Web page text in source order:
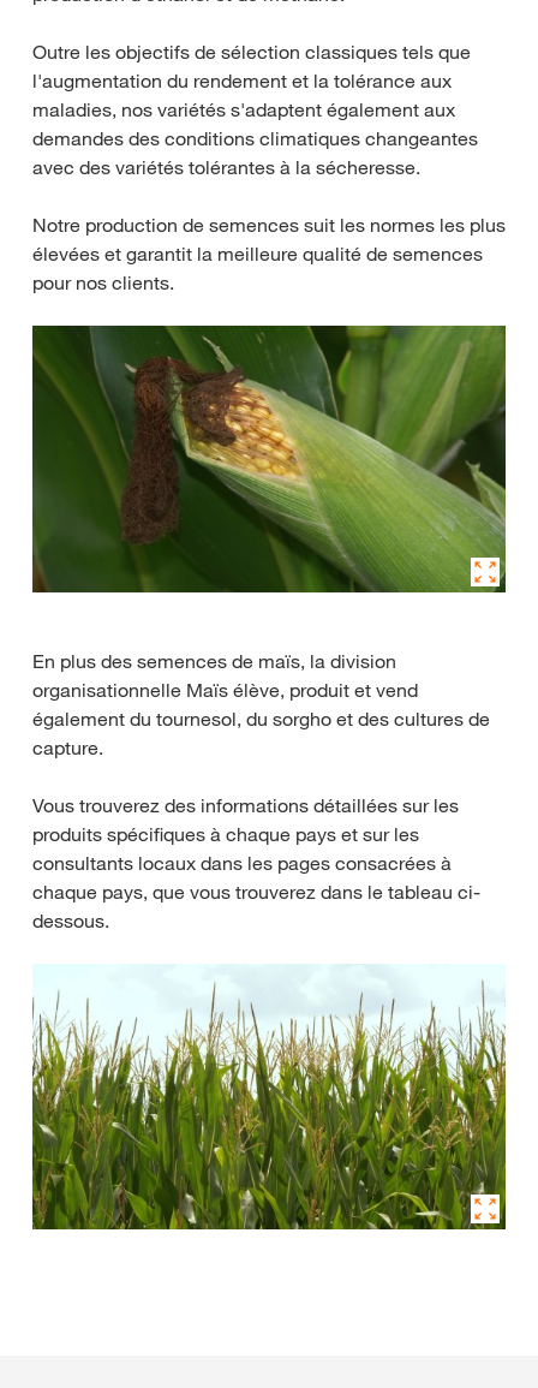
Outre les objectifs de sélection classiques tels que
l'augmentation du rendement et la tolérance aux
maladies, nos variétés s'adaptent également aux
demandes des conditions climatiques changeantes
avec des variétés tolérantes à la sécheresse.
Notre production de semences suit les normes les plus
élevées et garantit la meilleure qualité de semences
pour nos clients.
En plus des semences de maïs, la division
organisationnelle Maïs élève, produit et vend
également du tournesol, du sorgho et des cultures de
capture.
Vous trouverez des informations détaillées sur les
produits spécifiques à chaque pays et sur les
consultants locaux dans les pages consacrées à
chaque pays, que vous trouverez dans le tableau ci-
dessous.